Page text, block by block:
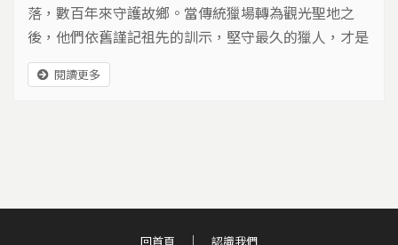
落，數百年來守護故鄉。當傳統獵場轉為觀光聖地之
後，他們依舊謹記祖先的訓示，堅守最久的獵人，才是
最後的勝者。於是，他們不急，一切依循傳統，再容易
迷失的觀光浪潮裡，走出自我的風格。
閱讀更多
回首頁 認識我們